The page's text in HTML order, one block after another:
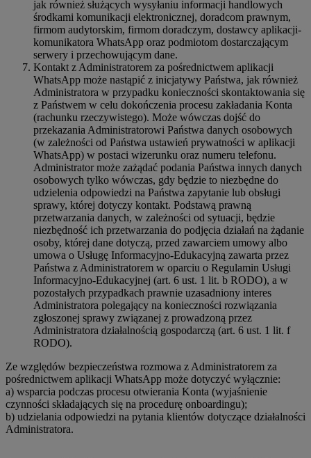
jak również służących wysyłaniu informacji handlowych
środkami komunikacji elektronicznej, doradcom prawnym,
firmom audytorskim, firmom doradczym, dostawcy aplikacji-
komunikatora WhatsApp oraz podmiotom dostarczającym
serwery i przechowującym dane.
Kontakt z Administratorem za pośrednictwem aplikacji
WhatsApp może nastąpić z inicjatywy Państwa, jak również
Administratora w przypadku konieczności skontaktowania się
z Państwem w celu dokończenia procesu zakładania Konta
(rachunku rzeczywistego). Może wówczas dojść do
przekazania Administratorowi Państwa danych osobowych
(w zależności od Państwa ustawień prywatności w aplikacji
WhatsApp) w postaci wizerunku oraz numeru telefonu.
Administrator może zażądać podania Państwa innych danych
osobowych tylko wówczas, gdy będzie to niezbędne do
udzielenia odpowiedzi na Państwa zapytanie lub obsługi
sprawy, której dotyczy kontakt. Podstawą prawną
przetwarzania danych, w zależności od sytuacji, będzie
niezbędność ich przetwarzania do podjęcia działań na żądanie
osoby, której dane dotyczą, przed zawarciem umowy albo
umowa o Usługę Informacyjno-Edukacyjną zawarta przez
Państwa z Administratorem w oparciu o Regulamin Usługi
Informacyjno-Edukacyjnej (art. 6 ust. 1 lit. b RODO), a w
pozostałych przypadkach prawnie uzasadniony interes
Administratora polegający na konieczności rozwiązania
zgłoszonej sprawy związanej z prowadzoną przez
Administratora działalnością gospodarczą (art. 6 ust. 1 lit. f
RODO).
Ze względów bezpieczeństwa rozmowa z Administratorem za
pośrednictwem aplikacji WhatsApp może dotyczyć wyłącznie:
a) wsparcia podczas procesu otwierania Konta (wyjaśnienie
czynności składających się na procedurę onboardingu);
b) udzielania odpowiedzi na pytania klientów dotyczące działalności
Administratora.